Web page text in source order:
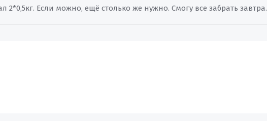
2*0,5кг. Если можно, ещё столько же нужно. Смогу все забрать завтра.